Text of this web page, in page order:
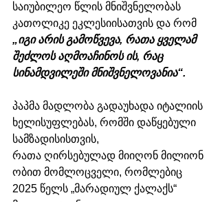
საიუბილეო წლის მნიშვნელობას
კათოლიკე ეკლესიისათვის და რომ
„იგი არის გამოწვევა, რათა ყველამ
შეძლოს აღმოაჩინოს ის, რაც
სინამდვილეში მნიშვნელოვანია“.
პაპმა მადლობა გადაუხადა იტალიის
ხელისუფლებას, რომში დაწყებული
სამზადისისთვის,
რათა ღირსებულად მიიღონ მილიონ
ობით მომლოცველი, რომლებიც
2025 წელს „მარადიულ ქალაქს“